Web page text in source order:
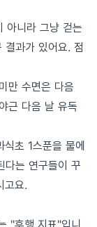
아니라 그냥 걷는
과가 있어요. 점
만 수면은 다음
근 다음 날 유독
초 1스푼을 물에
다는 연구들이 꾸
고요.
"후행 지표"입니